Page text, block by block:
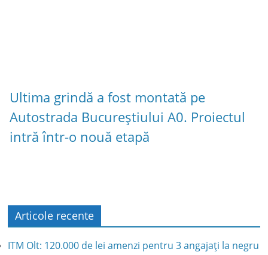
Ultima grindă a fost montată pe
Autostrada Bucureștiului A0. Proiectul
intră într-o nouă etapă
Articole recente
ITM Olt: 120.000 de lei amenzi pentru 3 angajați la negru